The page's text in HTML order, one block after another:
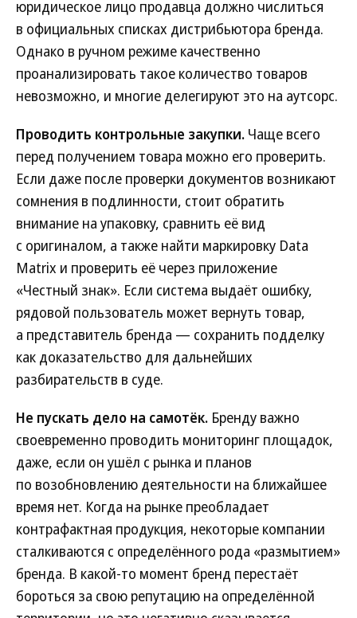
юридическое лицо продавца должно числиться
в официальных списках дистрибьютора бренда.
Однако в ручном режиме качественно
проанализировать такое количество товаров
невозможно, и многие делегируют это на аутсорс.
Проводить контрольные закупки. Чаще всего
перед получением товара можно его проверить.
Если даже после проверки документов возникают
сомнения в подлинности, стоит обратить
внимание на упаковку, сравнить её вид
с оригиналом, а также найти маркировку Data
Matrix и проверить её через приложение
«Честный знак». Если система выдаёт ошибку,
рядовой пользователь может вернуть товар,
а представитель бренда — сохранить подделку
как доказательство для дальнейших
разбирательств в суде.
Не пускать дело на самотёк. Бренду важно
своевременно проводить мониторинг площадок,
даже, если он ушёл с рынка и планов
по возобновлению деятельности на ближайшее
время нет. Когда на рынке преобладает
контрафактная продукция, некоторые компании
сталкиваются с определённого рода «размытием»
бренда. В какой-то момент бренд перестаёт
бороться за свою репутацию на определённой